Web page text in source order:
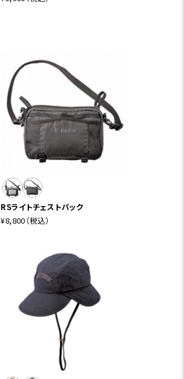
RSライトチェストパック
¥8,800 （税込）